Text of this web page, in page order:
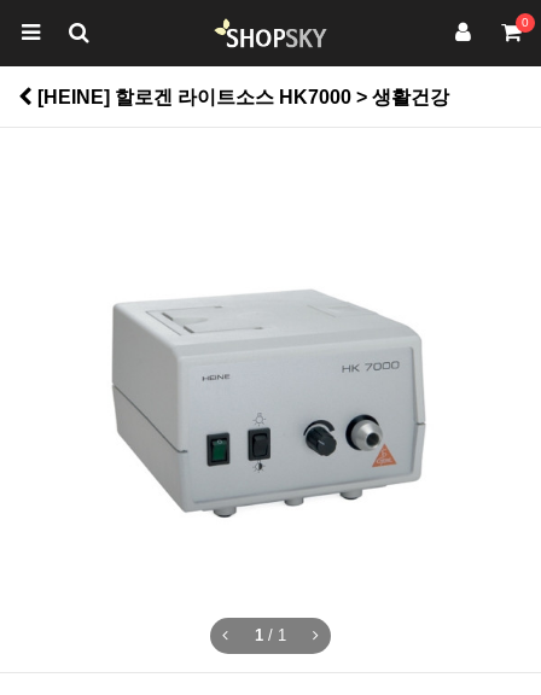
0
[HEINE] 할로겐 라이트소스 HK7000 > 생활건강
1 / 1